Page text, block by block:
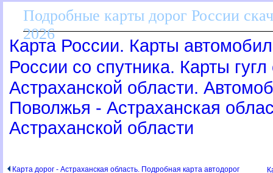
Подробные карты дорог России
2026
Карта России. Карты
России со спутника. Карты
Астраханской области.
Поволжья - Астраханская
Астраханской области
Карта дорог - Астраханская область. Подробная карта автодоро